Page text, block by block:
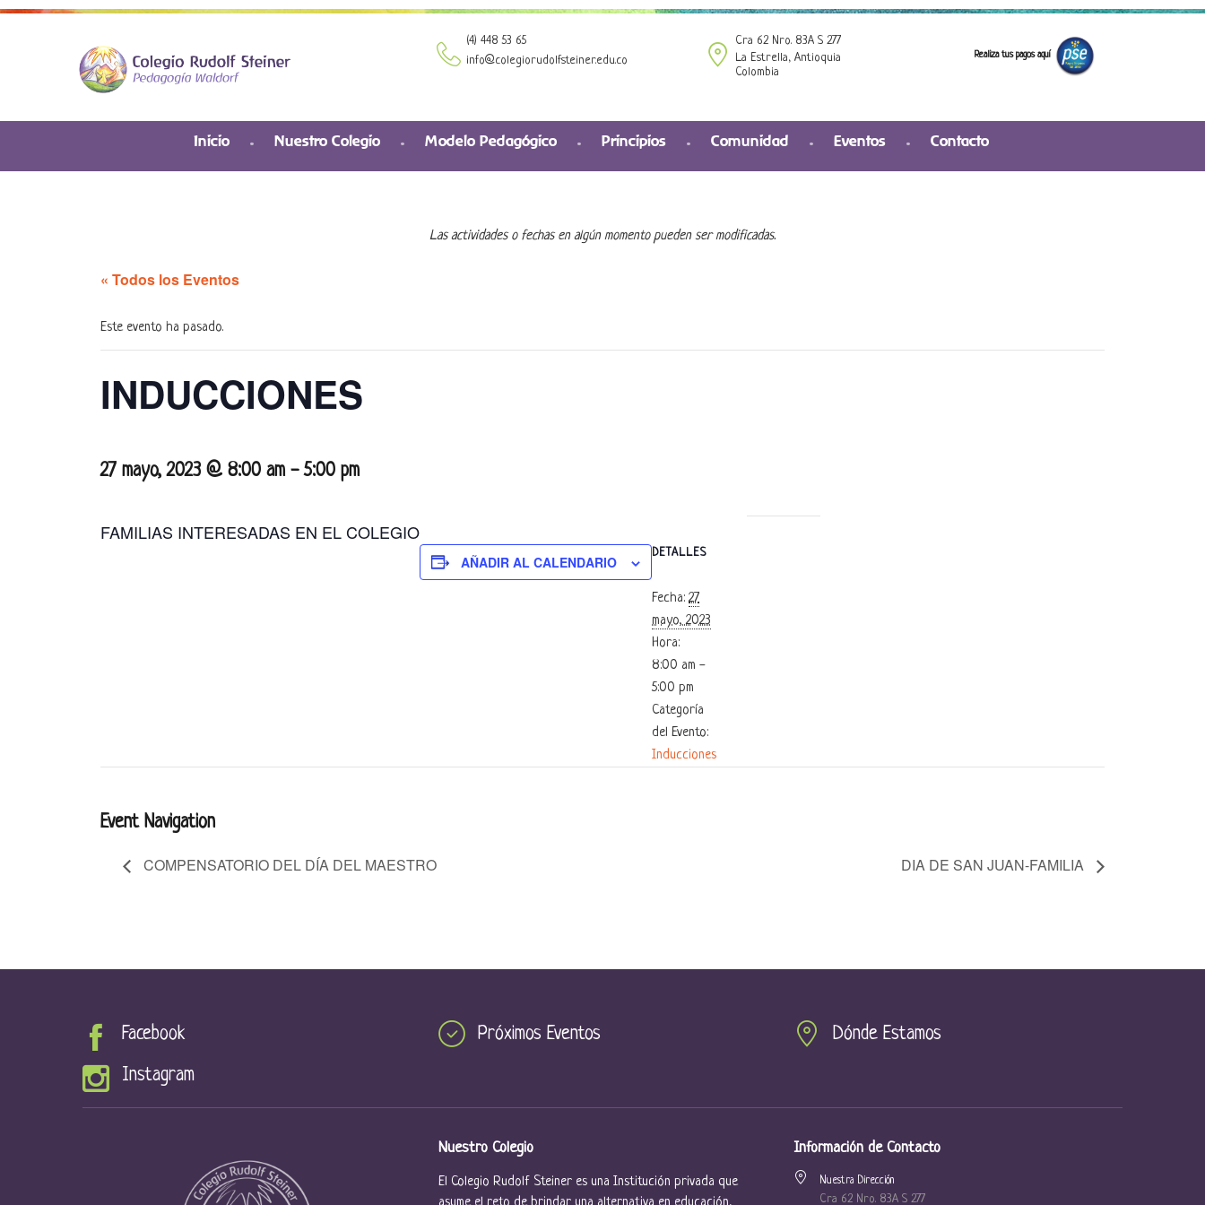
(4) 448 53 65
info@colegiorudolfsteiner.edu.co
Cra 62 Nro. 83A S 277
La Estrella, Antioquia
Colombia
Realiza tus pagos aquí
Inicio Nuestro Colegio Modelo Pedagógico Principios Comunidad Eventos Contacto
Las actividades o fechas en algún momento pueden ser modificadas.
« Todos los Eventos
Este evento ha pasado.
INDUCCIONES
27 mayo, 2023 @ 8:00 am -5:00 pm
FAMILIAS INTERESADAS EN EL COLEGIO
AÑADIR AL CALENDARIO
DETALLES
Fecha: 27
mayo, 2023
Hora:
8:00 am -
5:00 pm
Categoría
del Evento:
Inducciones
Event Navigation
COMPENSATORIO DEL DÍA DEL MAESTRO DIA DE SAN JUAN-FAMILIA
Facebook
Instagram
Próximos Eventos Dónde Estamos
Nuestro Colegio
El Colegio Rudolf Steiner es una Institución privada que
Información de Contacto
Nuestra Dirección
Cra 62 Nro. 83A S 277